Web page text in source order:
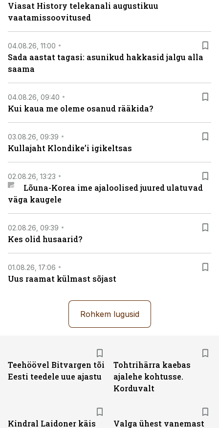
Viasat History telekanali augustikuu
vaatamissoovitused
04.08.26, 11:00
Sada aastat tagasi: asunikud hakkasid jalgu alla
saama
04.08.26, 09:40
Kui kaua me oleme osanud rääkida?
03.08.26, 09:39
Kullajaht Klondike’i igikeltsas
02.08.26, 13:23
Lõuna-Korea ime ajaloolised juured ulatuvad
väga kaugele
02.08.26, 09:39
Kes olid husaarid?
01.08.26, 17:06
Uus raamat külmast sõjast
Rohkem lugusid
Teehöövel Bitvargen tõi
Eesti teedele uue ajastu
Tohtrihärra kaebas
ajalehe kohtusse.
Korduvalt
Kindral Laidoner käis Valga ühest vanemast